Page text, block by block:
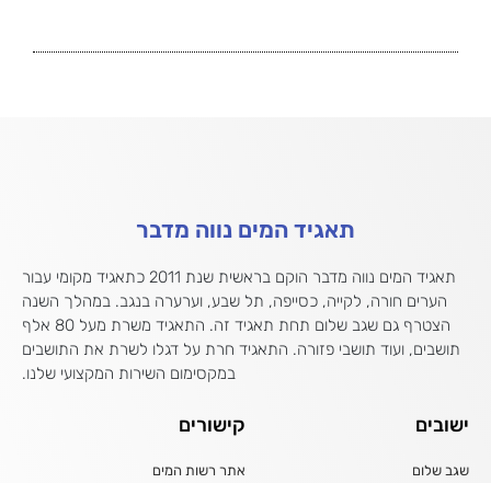
תאגיד המים נווה מדבר
תאגיד המים נווה מדבר הוקם בראשית שנת 2011 כתאגיד מקומי עבור
הערים חורה, לקייה, כסייפה, תל שבע, וערערה בנגב. במהלך השנה
הצטרף גם שגב שלום תחת תאגיד זה. התאגיד משרת מעל 80 אלף
תושבים, ועוד תושבי פזורה. התאגיד חרת על דגלו לשרת את התושבים
במקסימום השירות המקצועי שלנו.
ישובים
שגב שלום
קישורים
אתר רשות המים